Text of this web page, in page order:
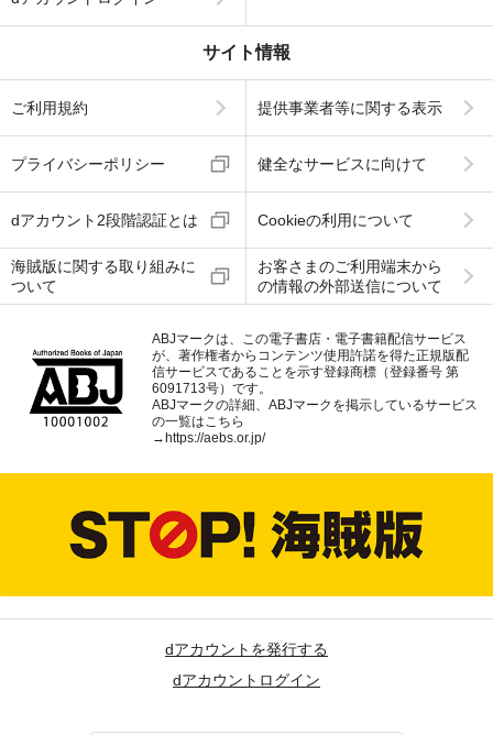
サイト情報
ご利用規約 提供事業者等に関する表示
プライバシーポリシー 健全なサービスに向けて
dアカウント2段階認証とは Cookieの利用について
海賊版に関する取り組みに
ついて
お客さまのご利用端末から
の情報の外部送信について
ABJマークは、この電子書店・電子書籍配信サービス
が、著作権者からコンテンツ使用許諾を得た正規版配
信サービスであることを示す登録商標（登録番号 第
6091713号）です。
ABJマークの詳細、ABJマークを掲示しているサービス
の一覧はこちら
→https://aebs.or.jp/
dアカウントを発行する
dアカウントログイン